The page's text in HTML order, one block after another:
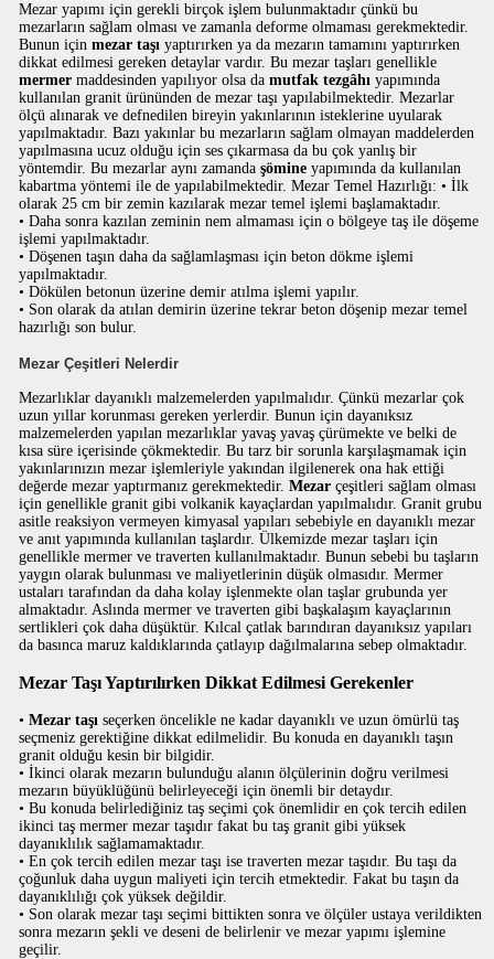
Mezar yapımı için gerekli birçok işlem bulunmaktadır çünkü bu
mezarların sağlam olması ve zamanla deforme olmaması gerekmektedir.
Bunun içinmezar taşı yaptırırken ya da mezarın tamamını yaptırırken
dikkat edilmesi gereken detaylar vardır. Bu mezar taşları genellikle
mermer maddesinden yapılıyor olsa damutfak tezgâhı yapımında
kullanılan granit ürününden de mezar taşı yapılabilmektedir. Mezarlar
ölçü alınarak ve defnedilen bireyin yakınlarının isteklerine uyularak
yapılmaktadır. Bazı yakınlar bu mezarların sağlam olmayan maddelerden
yapılmasına ucuz olduğu için ses çıkarmasa da bu çok yanlış bir
yöntemdir. Bu mezarlar aynı zamandaşömine yapımında da kullanılan
kabartma yöntemi ile de yapılabilmektedir. Mezar Temel Hazırlığı: • İlk
olarak 25 cm bir zemin kazılarak mezar temel işlemi başlamaktadır.
• Daha sonra kazılan zeminin nem almaması için o bölgeye taş ile döşeme
işlemi yapılmaktadır.
• Döşenen taşın daha da sağlamlaşması için beton dökme işlemi
yapılmaktadır.
• Dökülen betonun üzerine demir atılma işlemi yapılır.
• Son olarak da atılan demirin üzerine tekrar beton döşenip mezar temel
hazırlığı son bulur.
Mezar Çeşitleri Nelerdir
Mezarlıklar dayanıklı malzemelerden yapılmalıdır. Çünkü mezarlar çok
uzun yıllar korunması gereken yerlerdir. Bunun için dayanıksız
malzemelerden yapılan mezarlıklar yavaş yavaş çürümekte ve belki de
kısa süre içerisinde çökmektedir. Bu tarz bir sorunla karşılaşmamak için
yakınlarınızın mezar işlemleriyle yakından ilgilenerek ona hak ettiği
değerde mezar yaptırmanız gerekmektedir.Mezar çeşitleri sağlam olması
için genellikle granit gibi volkanik kayaçlardan yapılmalıdır. Granit grubu
asitle reaksiyon vermeyen kimyasal yapıları sebebiyle en dayanıklı mezar
ve anıt yapımında kullanılan taşlardır. Ülkemizde mezar taşları için
genellikle mermer ve traverten kullanılmaktadır. Bunun sebebi bu taşların
yaygın olarak bulunması ve maliyetlerinin düşük olmasıdır. Mermer
ustaları tarafından da daha kolay işlenmekte olan taşlar grubunda yer
almaktadır. Aslında mermer ve traverten gibi başkalaşım kayaçlarının
sertlikleri çok daha düşüktür. Kılcal çatlak barındıran dayanıksız yapıları
da basınca maruz kaldıklarında çatlayıp dağılmalarına sebep olmaktadır.
Mezar Taşı Yaptırılırken Dikkat Edilmesi Gerekenler
•Mezar taşı seçerken öncelikle ne kadar dayanıklı ve uzun ömürlü taş
seçmeniz gerektiğine dikkat edilmelidir. Bu konuda en dayanıklı taşın
granit olduğu kesin bir bilgidir.
• İkinci olarak mezarın bulunduğu alanın ölçülerinin doğru verilmesi
mezarın büyüklüğünü belirleyeceği için önemli bir detaydır.
• Bu konuda belirlediğiniz taş seçimi çok önemlidir en çok tercih edilen
ikinci taş mermer mezar taşıdır fakat bu taş granit gibi yüksek
dayanıklılık sağlamamaktadır.
• En çok tercih edilen mezar taşı ise traverten mezar taşıdır. Bu taşı da
çoğunluk daha uygun maliyeti için tercih etmektedir. Fakat bu taşın da
dayanıklılığı çok yüksek değildir.
• Son olarak mezar taşı seçimi bittikten sonra ve ölçüler ustaya verildikten
sonra mezarın şekli ve deseni de belirlenir ve mezar yapımı işlemine
geçilir.